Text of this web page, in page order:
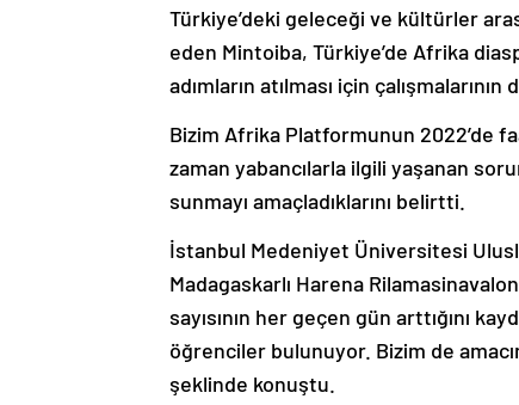
Türkiye’deki geleceği ve kültürler
eden Mintoiba, Türkiye’de Afrika
adımların atılması için
Bizim Afrika Platformunun 2022’de
zaman yabancılarla ilgili yaşanan
sunmayı amaçladıklarını belirtti.
İstanbul Medeniyet Üniversitesi
Madagaskarlı Harena
sayısının her geçen gün arttığını
öğrenciler bulunuyor. Bizim de
şeklinde konuştu.